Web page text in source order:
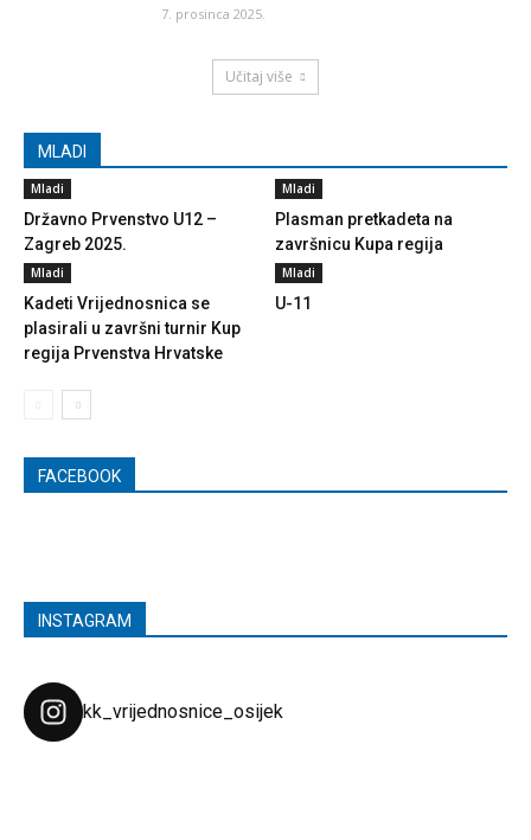
7. prosinca 2025.
Učitaj više
MLADI
Mladi
Državno Prvenstvo U12 –
Zagreb 2025.
Mladi
Plasman pretkadeta na
završnicu Kupa regija
Mladi
Kadeti Vrijednosnica se
plasirali u završni turnir Kup
regija Prvenstva Hrvatske
Mladi
U-11
FACEBOOK
INSTAGRAM
kk_vrijednosnice_osijek